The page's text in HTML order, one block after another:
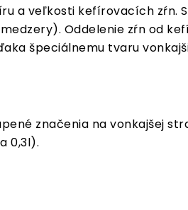
a veľkosti kefírovacích zŕn.
Oddelenie zŕn od
špeciálnemu tvaru
značenia na vonkajšej
0,3l).